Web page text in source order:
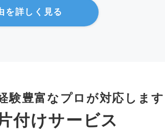
を詳しく見る
験豊富なプロが対応します
付けサービス